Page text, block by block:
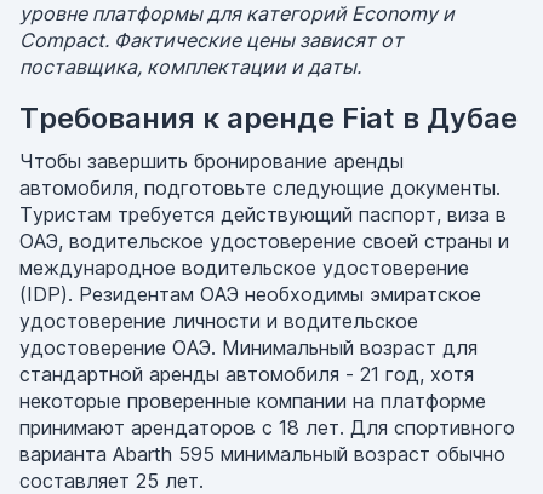
уровне платформы для категорий Economy и
Compact. Фактические цены зависят от
поставщика, комплектации и даты.
Требования к аренде Fiat в Дубае
Чтобы завершить бронирование аренды
автомобиля, подготовьте следующие документы.
Туристам требуется действующий паспорт, виза в
ОАЭ, водительское удостоверение своей страны и
международное водительское удостоверение
(IDP). Резидентам ОАЭ необходимы эмиратское
удостоверение личности и водительское
удостоверение ОАЭ. Минимальный возраст для
стандартной аренды автомобиля - 21 год, хотя
некоторые проверенные компании на платформе
принимают арендаторов с 18 лет. Для спортивного
варианта Abarth 595 минимальный возраст обычно
составляет 25 лет.